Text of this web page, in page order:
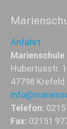
Anfahrt
Marienschule
Hubertusstr.
47798 Krefeld
Telefon:
Fax: 02151